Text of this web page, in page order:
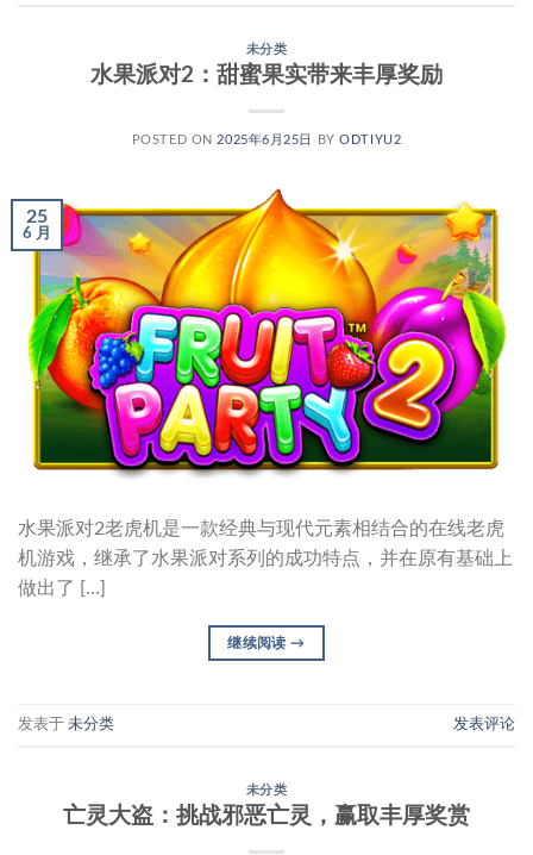
未分类
水果派对2：甜蜜果实带来丰厚奖励
POSTED ON2025年6月25日 BYODTIYU2
25
6 月
水果派对2老虎机是一款经典与现代元素相结合的在线老虎
机游戏，继承了水果派对系列的成功特点，并在原有基础上
做出了 […]
继续阅读→
发表于 未分类 发表评论
未分类
亡灵大盗：挑战邪恶亡灵，赢取丰厚奖赏